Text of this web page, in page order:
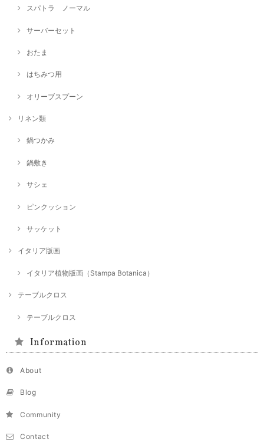
スパトラ ノーマル
サーバーセット
おたま
はちみつ用
オリーブスプーン
リネン類
鍋つかみ
鍋敷き
サシェ
ピンクッション
サッケット
イタリア版画
イタリア植物版画（Stampa Botanica）
テーブルクロス
テーブルクロス
Information
About
Blog
Community
Contact